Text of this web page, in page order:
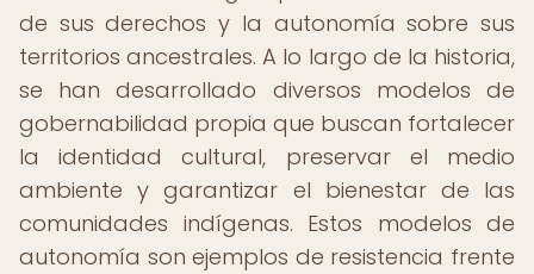
de sus derechos y la autonomía sobre sus
territorios ancestrales. A lo largo de la historia,
se han desarrollado diversos modelos de
gobernabilidad propia que buscan fortalecer
la identidad cultural, preservar el medio
ambiente y garantizar el bienestar de las
comunidades indígenas. Estos modelos de
autonomía son ejemplos de resistencia frente